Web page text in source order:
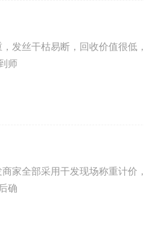
发丝干枯易断，回收价值很低
师
家全部采用干发现场称重计价
确